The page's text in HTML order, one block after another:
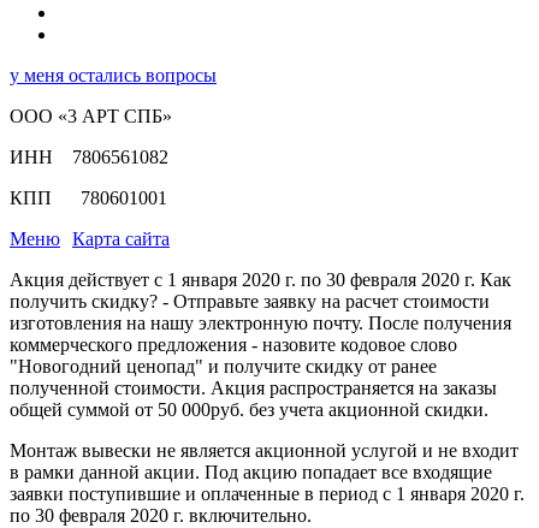
у меня остались вопросы
ООО «3 АРТ СПБ»
ИНН 7806561082
КПП 780601001
Меню Карта сайта
Акция действует с 1 января 2020 г. по 30 февраля 2020 г. Как
получить скидку? - Отправьте заявку на расчет стоимости
изготовления на нашу электронную почту. После получения
коммерческого предложения - назовите кодовое слово
"Новогодний ценопад" и получите скидку от ранее
полученной стоимости. Акция распространяется на заказы
общей суммой от 50 000руб. без учета акционной скидки.
Монтаж вывески не является акционной услугой и не входит
в рамки данной акции. Под акцию попадает все входящие
заявки поступившие и оплаченные в период с 1 января 2020 г.
по 30 февраля 2020 г. включительно.